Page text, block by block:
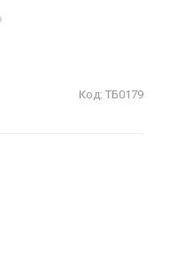
Код: ТБ0179